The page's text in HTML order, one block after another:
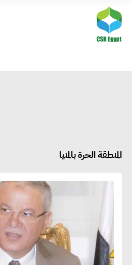
المنطقة الحرة بالمنيا